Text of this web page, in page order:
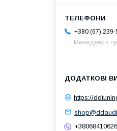
+380 (67) 239-
Менеджер з
https://